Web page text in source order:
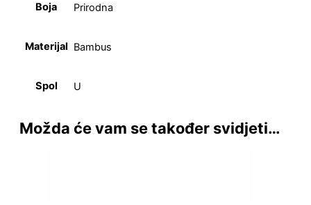
Boja Prirodna
Materijal Bambus
Spol U
Možda će vam se također svidjeti…